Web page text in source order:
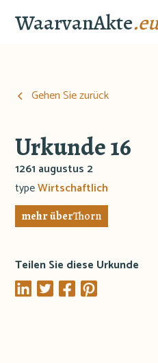
WaarvanAkte
Gehen Sie zurück
Urkunde 16
1261 augustus 2
typeWirtschaftlich
mehr überThorn
Teilen Sie diese Urkunde